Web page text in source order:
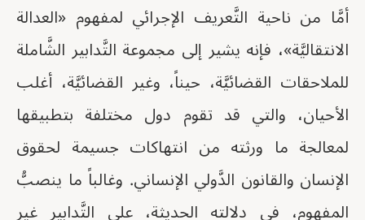
أمَّا من ناحية التَّعريف الإجرائي لمفهوم «العدالة
الانتقاليَّة»، فإنه يشير إلى مجموعة التَّدابير الشَّاملة
للملاحقات القضائيَّة، حيناً، وغير القضائيَّة، أغلب
الأحيان، والتي قد تقوم دول مختلفة بتطبيقها
لمعالجة ما ورثته من انتهاكات جسيمة لحقوق
الإنسان والقانون الدَّولي الإنساني. وغالباً ما ينصبُّ
المفهوم، في دلالته الحديثة، على التَّدابير غير